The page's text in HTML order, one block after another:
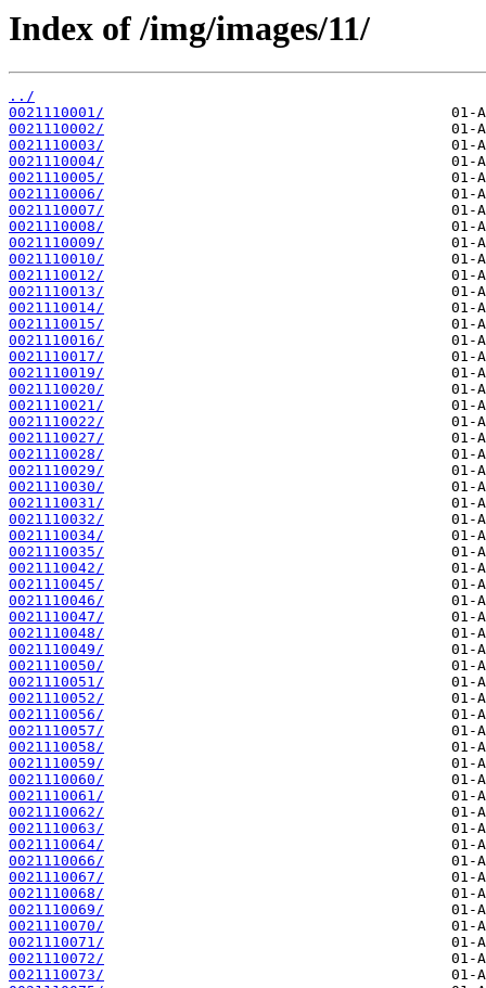
Index of /img/images/11/
../
0021110001/
0021110002/
0021110003/
0021110004/
0021110005/
0021110006/
0021110007/
0021110008/
0021110009/
0021110010/
0021110012/
0021110013/
0021110014/
0021110015/
0021110016/
0021110017/
0021110019/
0021110020/
0021110021/
0021110022/
0021110027/
0021110028/
0021110029/
0021110030/
0021110031/
0021110032/
0021110034/
0021110035/
0021110042/
0021110045/
0021110046/
0021110047/
0021110048/
0021110049/
0021110050/
0021110051/
0021110052/
0021110056/
0021110057/
0021110058/
0021110059/
0021110060/
0021110061/
0021110062/
0021110063/
0021110064/
0021110066/
0021110067/
0021110068/
0021110069/
0021110070/
0021110071/
0021110072/
0021110073/